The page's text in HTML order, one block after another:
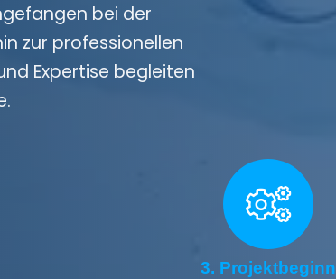
bei der
zur professionellen
Expertise begleiten
3. Projektbeginn